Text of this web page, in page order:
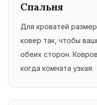
Спальня
Для кроватей
ковер так, чтобы
обеих сторон.
когда комната узкая.